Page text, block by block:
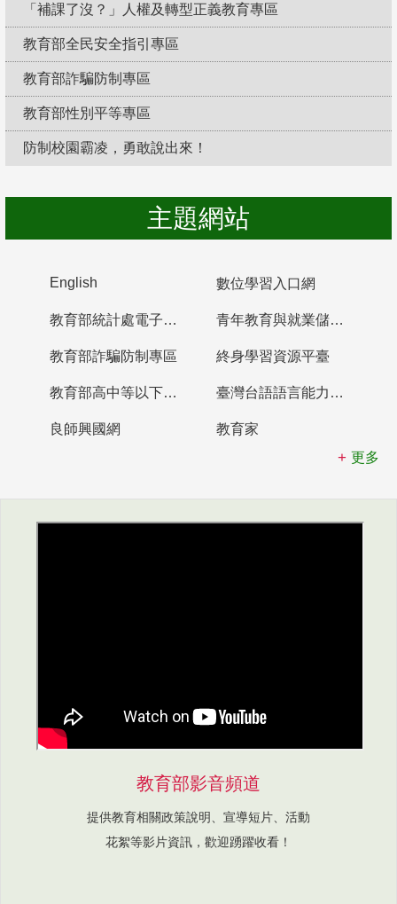
「補課了沒？」人權及轉型正義教育專區
教育部全民安全指引專區
教育部詐騙防制專區
教育部性別平等專區
防制校園霸凌，勇敢說出來！
主題網站
English 數位學習入口網
教育部統計處電子書櫃 青年教育與就業儲蓄帳戶
教育部詐騙防制專區 終身學習資源平臺
教育部高中等以下學校及幼兒園教師資格檢定考試 臺灣台語語言能力認證網站
良師興國網
教育家
更多
教育部影音頻道
提供教育相關政策說明、宣導短片、活動
花絮等影片資訊，歡迎踴躍收看！